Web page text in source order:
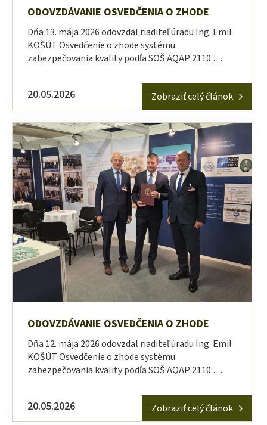
ODOVZDÁVANIE OSVEDČENIA O ZHODE
Dňa 13. mája 2026 odovzdal riaditeľ úradu Ing. Emil
KOŠÚT Osvedčenie o zhode systému
zabezpečovania kvality podľa SOŠ AQAP 2110:…
20.05.2026 Zobraziť celý článok
ODOVZDÁVANIE OSVEDČENIA O ZHODE
Dňa 12. mája 2026 odovzdal riaditeľ úradu Ing. Emil
KOŠÚT Osvedčenie o zhode systému
zabezpečovania kvality podľa SOŠ AQAP 2110:…
20.05.2026 Zobraziť celý článok